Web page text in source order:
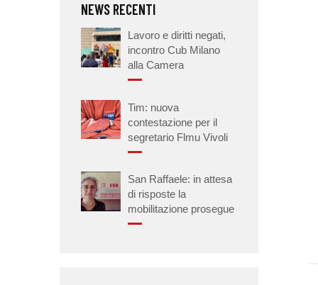
NEWS RECENTI
Lavoro e diritti negati,
incontro Cub Milano
alla Camera
Tim: nuova
contestazione per il
segretario Flmu Vivoli
San Raffaele: in attesa
di risposte la
mobilitazione prosegue